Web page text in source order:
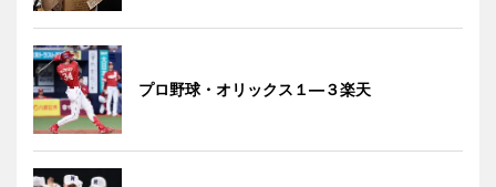
プロ野球・オリックス１―３楽天